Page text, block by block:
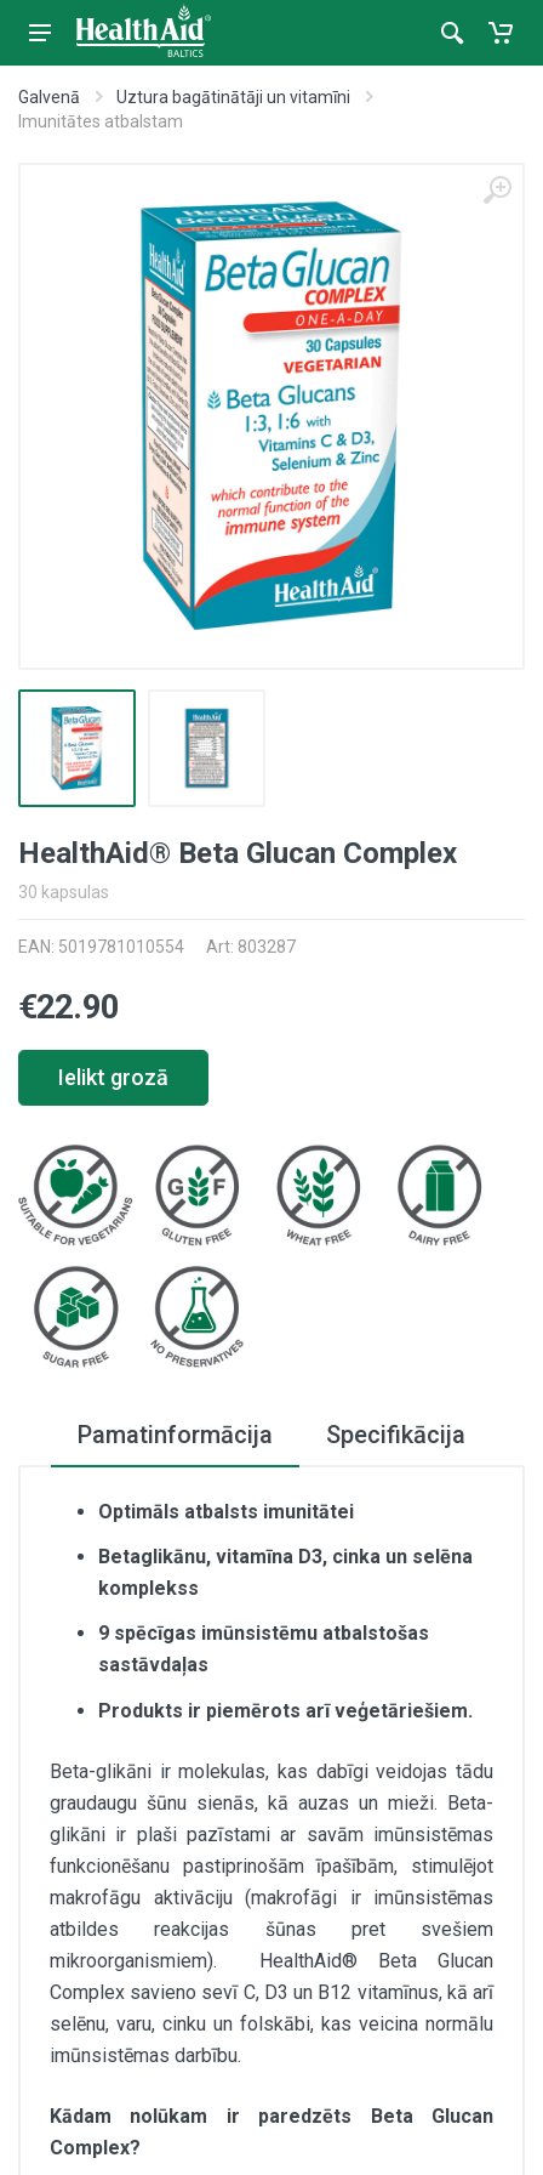
Galvenā
Uztura bagātinātāji un vitamīni
Imunitātes atbalstam
HealthAid® Beta Glucan Complex
30 kapsulas
EAN: 5019781010554 Art: 803287
€22.90
Ielikt grozā
Pamatinformācija Specifikācija
Optimāls atbalsts imunitātei
Betaglikānu, vitamīna D3, cinka un selēna
komplekss
9 spēcīgas imūnsistēmu atbalstošas
sastāvdaļas
Produkts ir piemērots arī veģetāriešiem.
Beta-glikāni ir molekulas, kas dabīgi veidojas tādu
graudaugu šūnu sienās, kā auzas un mieži. Beta-
glikāni ir plaši pazīstami ar savām imūnsistēmas
funkcionēšanu pastiprinošām īpašībām, stimulējot
makrofāgu aktivāciju (makrofāgi ir imūnsistēmas
atbildes reakcijas šūnas pret svešiem
mikroorganismiem). HealthAid® Beta Glucan
Complex savieno sevī C, D3 un B12 vitamīnus, kā arī
selēnu, varu, cinku un folskābi, kas veicina normālu
imūnsistēmas darbību.
Kādam nolūkam ir paredzēts Beta Glucan
Complex?